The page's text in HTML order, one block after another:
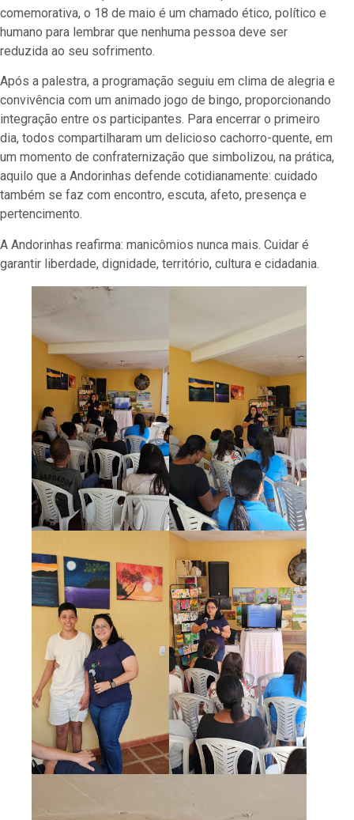
comemorativa, o 18 de maio é um chamado ético, político e
humano para lembrar que nenhuma pessoa deve ser
reduzida ao seu sofrimento.
Após a palestra, a programação seguiu em clima de alegria e
convivência com um animado jogo de bingo, proporcionando
integração entre os participantes. Para encerrar o primeiro
dia, todos compartilharam um delicioso cachorro-quente, em
um momento de confraternização que simbolizou, na prática,
aquilo que a Andorinhas defende cotidianamente: cuidado
também se faz com encontro, escuta, afeto, presença e
pertencimento.
A Andorinhas reafirma: manicômios nunca mais. Cuidar é
garantir liberdade, dignidade, território, cultura e cidadania.